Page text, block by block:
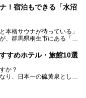
州グルメにこだわったビュ
ルバスで楽々、さらに草津
泉 大東舘」「亀の井ホテ
リゾート」を徹底レポー
ティ株式会社【PR】
ートのPR記事です。
！宿泊もできる「水沼
本格サウナが待っている」
、群馬県桐生市にある「駅
もできる「サウナの森」、
な駅直結の「水沼の湯」の
ウナー、そして電車旅好き
すめホテル・旅館10選
か？
り、日本一の硫黄泉として